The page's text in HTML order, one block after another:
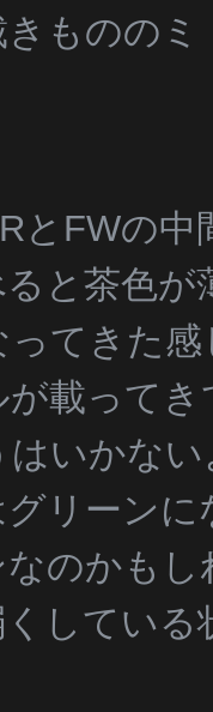
ものの
とFWの
と茶色
てきた
が載って
いかな
リーン
のかもし
くしてい